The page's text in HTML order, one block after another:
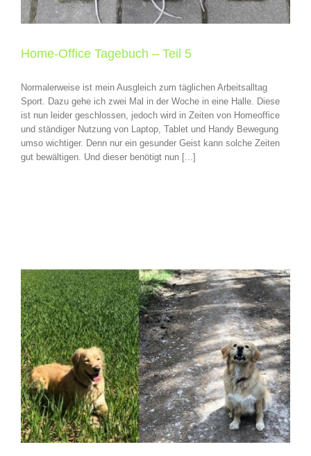
Home-Office Tagebuch – Teil 5
Normalerweise ist mein Ausgleich zum täglichen Arbeitsalltag
Sport. Dazu gehe ich zwei Mal in der Woche in eine Halle. Diese
ist nun leider geschlossen, jedoch wird in Zeiten von Homeoffice
und ständiger Nutzung von Laptop, Tablet und Handy Bewegung
umso wichtiger. Denn nur ein gesunder Geist kann solche Zeiten
gut bewältigen. Und dieser benötigt nun [...]